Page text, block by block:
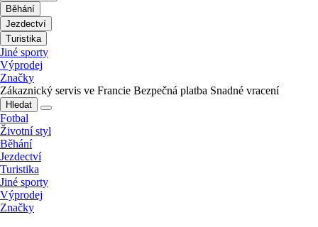
Běhání
Jezdectví
Turistika
Jiné sporty
Výprodej
Značky
Zákaznický servis ve Francie Bezpečná platba Snadné vracení
Hledat
Fotbal
Životní styl
Běhání
Jezdectví
Turistika
Jiné sporty
Výprodej
Značky